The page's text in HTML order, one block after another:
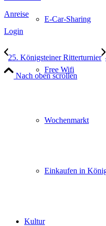
E-Car-Sharing
Free Wifi
Wochenmarkt
Einkaufen in
Kultur
Anreise
Login
25. Königsteiner Ritterturnier
Nach oben scrollen